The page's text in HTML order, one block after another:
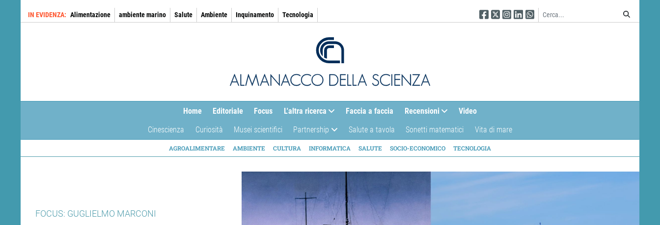
IN EVIDENZA Alimentazione ambiente marino Salute Ambiente Inquinamento Tecnologia Seguici su Facebook
Seguici su Twitter
Seguici su Instagram
Seguici su Linkedin
Seguici su WhatsApp
Home Editoriale Focus L'altra ricerca Faccia a faccia Recensioni Video
Cinescienza Curiosità Musei scientifici Partnership Salute a tavola Sonetti matematici Vita di mare
NAVIGAZIONE
TEMATICA
AGROALIMENTARE AMBIENTE CULTURA INFORMATICA SALUTE SOCIO-ECONOMICO TECNOLOGIA
FOCUS: GUGLIELMO MARCONI